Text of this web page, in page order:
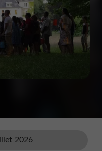
2026